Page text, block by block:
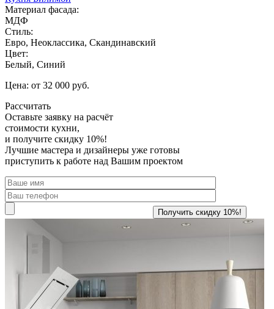
Материал фасада:
МДФ
Стиль:
Евро, Неоклассика, Скандинавский
Цвет:
Белый, Синий
Цена: от 32 000 руб.
Рассчитать
Оставьте заявку на расчёт
стоимости кухни,
и получите скидку 10%!
Лучшие мастера и дизайнеры уже готовы
приступить к работе над Вашим проектом